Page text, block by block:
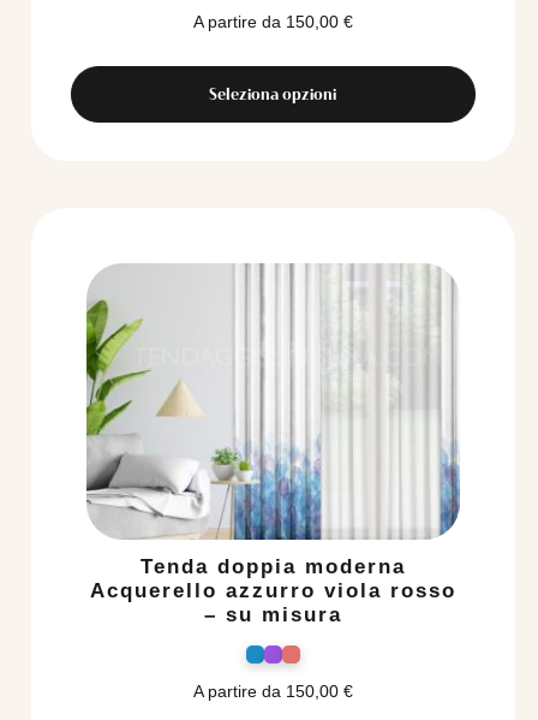
A partire da 150,00 €
Seleziona opzioni
Tenda doppia moderna
Acquerello azzurro viola rosso
– su misura
A partire da 150,00 €